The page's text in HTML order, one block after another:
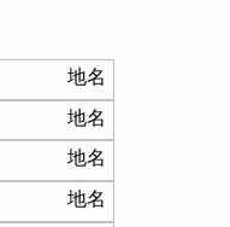
地名
地名
地名
地名